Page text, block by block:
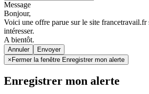
Message
Bonjour,
Voici une offre parue sur le site francetravail.fr
intéresser.
A bientôt.
Annuler
× Fermer la fenêtre Enregistrer mon alerte
Enregistrer mon alerte